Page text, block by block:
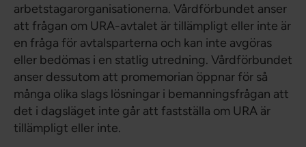
arbetstagarorganisationerna. Vårdförbundet anser
att frågan om URA-avtalet är tillämpligt eller inte är
en fråga för avtalsparterna och kan inte avgöras
eller bedömas i en statlig utredning. Vårdförbundet
anser dessutom att promemorian öppnar för så
många olika slags lösningar i bemanningsfrågan att
det i dagsläget inte går att fastställa om URA är
tillämpligt eller inte.